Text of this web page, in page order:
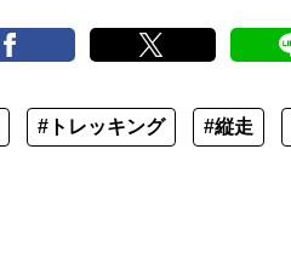
#トレッキング #縦走